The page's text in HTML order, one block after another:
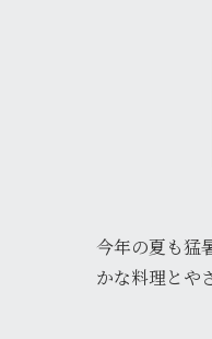
今年の夏も猛
かな料理とや